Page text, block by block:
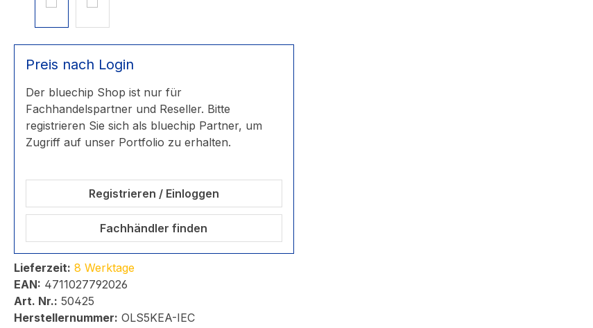
Preis nach Login
Der bluechip Shop ist nur für
Fachhandelspartner und Reseller. Bitte
registrieren Sie sich als bluechip Partner, um
Zugriff auf unser Portfolio zu erhalten.
Registrieren / Einloggen
Fachhändler finden
Lieferzeit: 8 Werktage
EAN: 4711027792026
Art. Nr.: 50425
Herstellernummer: OLS5KEA-IEC